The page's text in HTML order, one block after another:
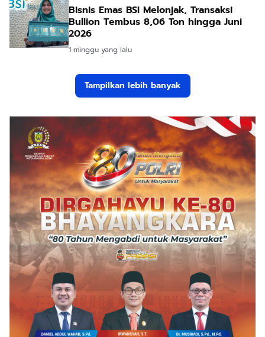
Bisnis Emas BSI Melonjak, Transaksi
Bullion Tembus 8,06 Ton hingga Juni
2026
1 minggu yang lalu
Tampilkan lebih banyak